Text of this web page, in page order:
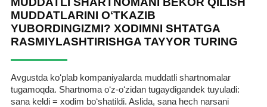
MUDDATLARINI OʻTKAZIB
YUBORDINGIZMI? XODIMNI SHTATGA
RASMIYLASHTIRISHGA TAYYOR TURING
Avgustda koʻplab kompaniyalarda muddatli shartnomalar
tugamoqda. Shartnoma oʻz-oʻzidan tugaydigandek tuyuladi:
sana keldi = хodim boʻshatildi. Aslida, sana hech narsani